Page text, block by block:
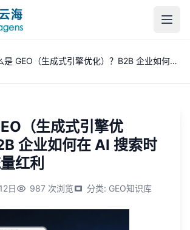
什么是 GEO（生成式引擎优化）？B2B 企业如何在 AI 搜索时代抢占流量红利
（生成式引擎优
企业如何在 AI 搜索时
红利
日 987 次浏览 分类: GEO知识库